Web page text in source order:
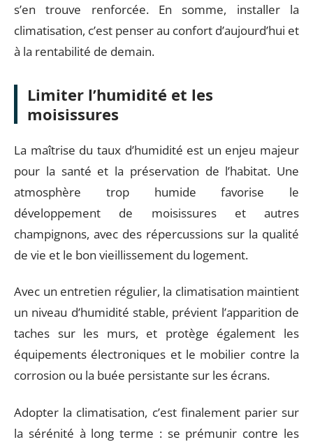
s’en trouve renforcée. En somme, installer la
climatisation, c’est penser au confort d’aujourd’hui et
à la rentabilité de demain.
Limiter l’humidité et les
moisissures
La maîtrise du taux d’humidité est un enjeu majeur
pour la santé et la préservation de l’habitat. Une
atmosphère trop humide favorise le
développement de moisissures et autres
champignons, avec des répercussions sur la qualité
de vie et le bon vieillissement du logement.
Avec un entretien régulier, la climatisation maintient
un niveau d’humidité stable, prévient l’apparition de
taches sur les murs, et protège également les
équipements électroniques et le mobilier contre la
corrosion ou la buée persistante sur les écrans.
Adopter la climatisation, c’est finalement parier sur
la sérénité à long terme : se prémunir contre les